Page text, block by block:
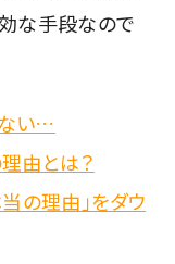
な手段なので
い…
由とは？
の理由」をダウ